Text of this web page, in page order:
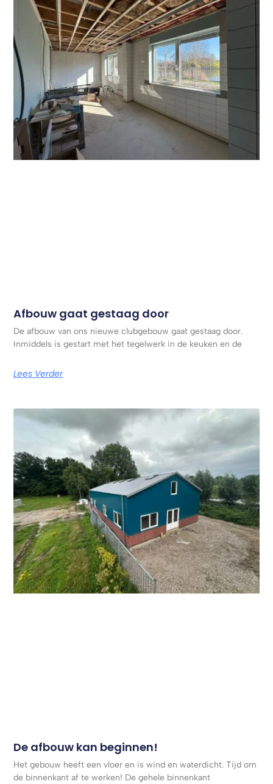
Afbouw gaat gestaag door
De afbouw van ons nieuwe clubgebouw gaat gestaag door.
Inmiddels is gestart met het tegelwerk in de keuken en de
Lees Verder
De afbouw kan beginnen!
Het gebouw heeft een vloer en is wind en waterdicht. Tijd om
de binnenkant af te werken! De gehele binnenkant